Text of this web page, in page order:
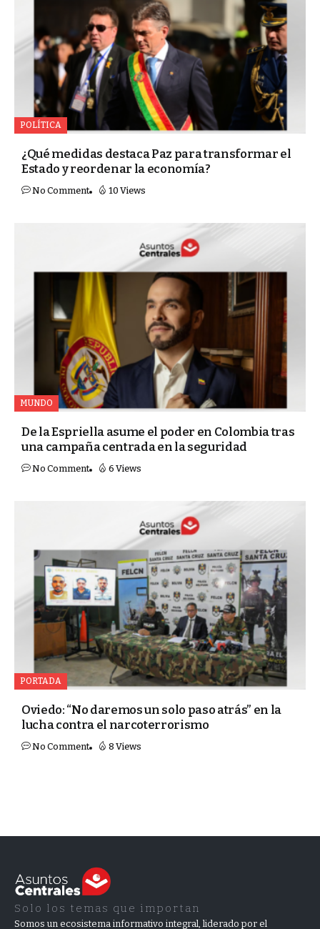
POLÍTICA
¿Qué medidas destaca Paz para transformar el
Estado y reordenar la economía?
No Comment 10 Views
MUNDO
De la Espriella asume el poder en Colombia tras
una campaña centrada en la seguridad
No Comment 6 Views
PORTADA
Oviedo: “No daremos un solo paso atrás” en la
lucha contra el narcoterrorismo
No Comment 8 Views
Solo los temas que importan
Somos un ecosistema informativo integral, liderado por el